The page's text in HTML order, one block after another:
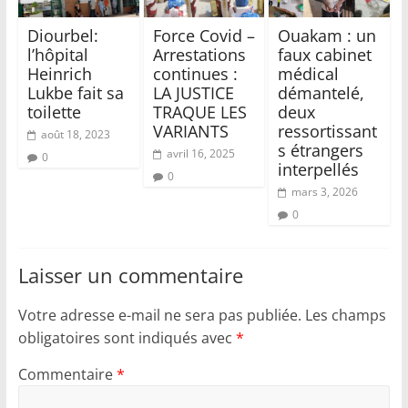
Diourbel:
l’hôpital
Heinrich
Lukbe fait sa
toilette
août 18, 2023
0
Force Covid –
Arrestations
continues :
LA JUSTICE
TRAQUE LES
VARIANTS
avril 16, 2025
0
Ouakam : un
faux cabinet
médical
démantelé,
deux
ressortissant
s étrangers
interpellés
mars 3, 2026
0
Laisser un commentaire
Votre adresse e-mail ne sera pas publiée. Les champs
obligatoires sont indiqués avec *
Commentaire*